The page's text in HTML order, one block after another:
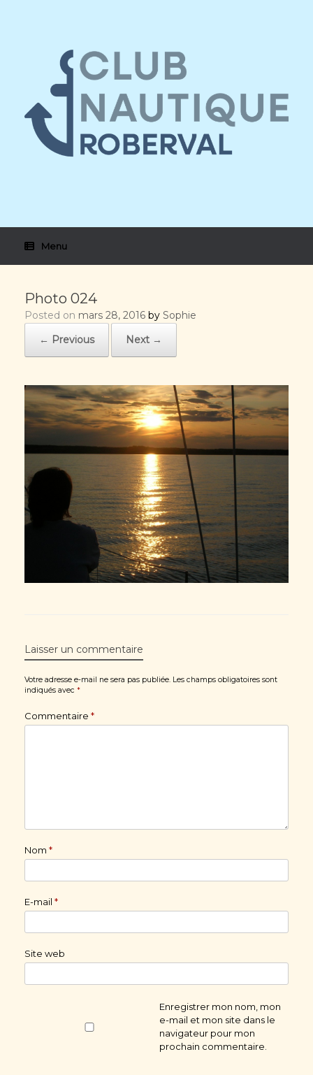
Menu
Photo 024
Posted on mars 28, 2016 by Sophie
← Previous
Next →
Laisser un commentaire
Votre adresse e-mail ne sera pas publiée. Les champs obligatoires sont
indiqués avec *
Commentaire *
Nom *
E-mail *
Site web
Enregistrer mon nom, mon
e-mail et mon site dans le
navigateur pour mon
prochain commentaire.